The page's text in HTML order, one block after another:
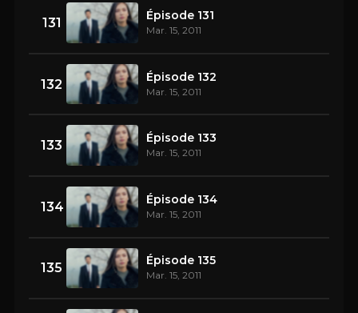
131 Épisode 131
Mar. 15, 2011
132 Épisode 132
Mar. 15, 2011
133 Épisode 133
Mar. 15, 2011
134 Épisode 134
Mar. 15, 2011
135 Épisode 135
Mar. 15, 2011